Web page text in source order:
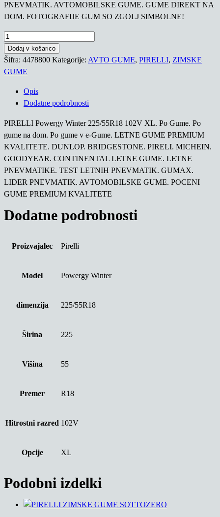
PNEVMATIK. AVTOMOBILSKE GUME. GUME DIREKT NA
DOM. FOTOGRAFIJE GUM SO ZGOLJ SIMBOLNE!
PIRELLI
Powergy
Winter
225/55R18
količina
Dodaj v košarico
Šifra: 4478800 Kategorije: AVTO GUME, PIRELLI, ZIMSKE
GUME
Opis
Dodatne podrobnosti
PIRELLI Powergy Winter 225/55R18 102V XL. Po Gume. Po
gume na dom. Po gume v e-Gume. LETNE GUME PREMIUM
KVALITETE. DUNLOP. BRIDGESTONE. PIRELI. MICHEIN.
GOODYEAR. CONTINENTAL LETNE GUME. LETNE
PNEVMATIKE. TEST LETNIH PNEVMATIK. GUMAX.
LIDER PNEVMATIK. AVTOMOBILSKE GUME. POCENI
GUME PREMIUM KVALITETE
Dodatne podrobnosti
Proizvajalec Pirelli
Model Powergy Winter
dimenzija 225/55R18
Širina 225
Višina 55
Premer R18
Hitrostni razred 102V
Opcije XL
Podobni izdelki